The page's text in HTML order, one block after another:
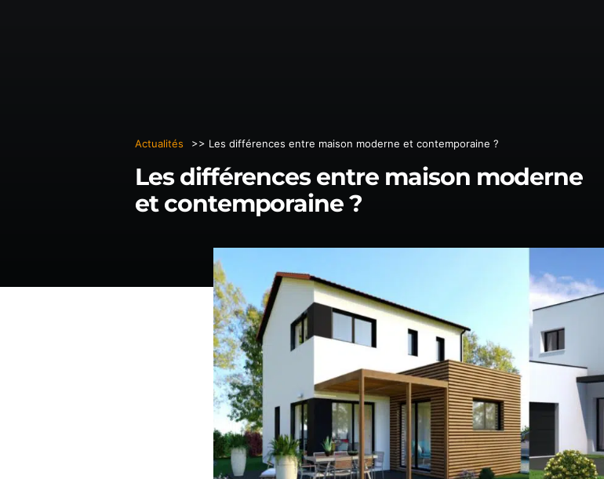
Actualités >> Les différences entre maison moderne et contemporaine ?
Les différences entre maison moderne
et contemporaine ?